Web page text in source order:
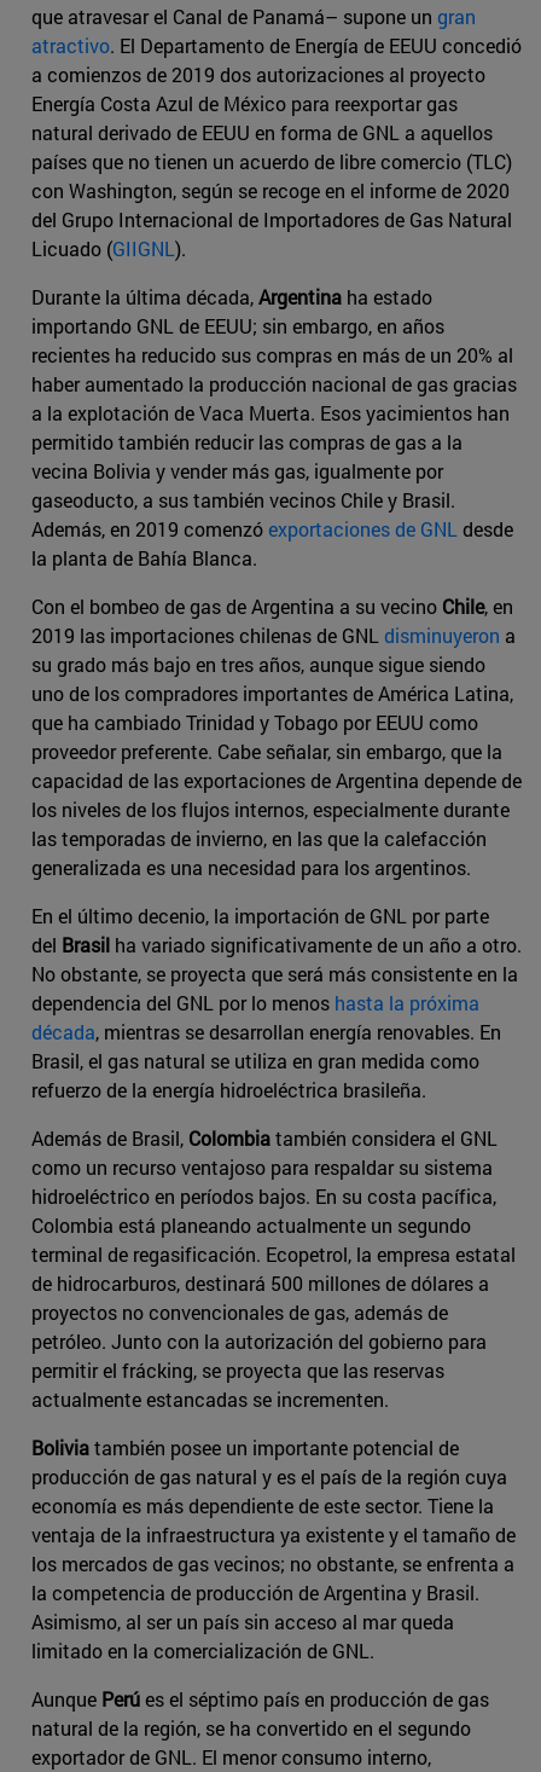
que atravesar el Canal de Panamá– supone un gran
atractivo. El Departamento de Energía de EEUU concedió
a comienzos de 2019 dos autorizaciones al proyecto
Energía Costa Azul de México para reexportar gas
natural derivado de EEUU en forma de GNL a aquellos
países que no tienen un acuerdo de libre comercio (TLC)
con Washington, según se recoge en el informe de 2020
del Grupo Internacional de Importadores de Gas Natural
Licuado (GIIGNL).
Durante la última década,Argentina ha estado
importando GNL de EEUU; sin embargo, en años
recientes ha reducido sus compras en más de un 20% al
haber aumentado la producción nacional de gas gracias
a la explotación de Vaca Muerta. Esos yacimientos han
permitido también reducir las compras de gas a la
vecina Bolivia y vender más gas, igualmente por
gaseoducto, a sus también vecinos Chile y Brasil.
Además, en 2019 comenzóexportaciones de GNL desde
la planta de Bahía Blanca.
Con el bombeo de gas de Argentina a su vecino Chile, en
2019 las importaciones chilenas de GNL disminuyeron a
su grado más bajo en tres años, aunque sigue siendo
uno de los compradores importantes de América Latina,
que ha cambiado Trinidad y Tobago por EEUU como
proveedor preferente. Cabe señalar, sin embargo, que la
capacidad de las exportaciones de Argentina depende de
los niveles de los flujos internos, especialmente durante
las temporadas de invierno, en las que la calefacción
generalizada es una necesidad para los argentinos.
En el último decenio, la importación de GNL por parte
del Brasil ha variado significativamente de un año a otro.
No obstante, se proyecta que será más consistente en la
dependencia del GNL por lo menos hasta la próxima
década, mientras se desarrollan energía renovables. En
Brasil, el gas natural se utiliza en gran medida como
refuerzo de la energía hidroeléctrica brasileña.
Además de Brasil, Colombiatambién considera el GNL
como un recurso ventajoso para respaldar su sistema
hidroeléctrico en períodos bajos. En su costa pacífica,
Colombia está planeando actualmente un segundo
terminal de regasificación. Ecopetrol, la empresa estatal
de hidrocarburos, destinará 500 millones de dólares a
proyectos no convencionales de gas, además de
petróleo. Junto con la autorización del gobierno para
permitir el frácking, se proyecta que las reservas
actualmente estancadas se incrementen.​
Boliviatambién posee un importante potencial de
producción de gas natural y es el país de la región cuya
economía es más dependiente de este sector. Tiene la
ventaja de la infraestructura ya existente y el tamaño de
los mercados de gas vecinos; no obstante, se enfrenta a
la competencia de producción de Argentina y Brasil.
Asimismo, al ser un país sin acceso al mar queda
limitado en la comercialización de GNL.
Aunque Perúes el séptimo país en producción de gas
natural de la región, se ha convertido en el segundo
exportador de GNL. El menor consumo interno,